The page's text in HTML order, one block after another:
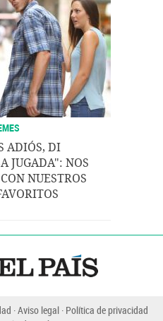
ADIÓS, DI
JUGADA": NOS
NUESTROS
Aviso legal Política de privacidad